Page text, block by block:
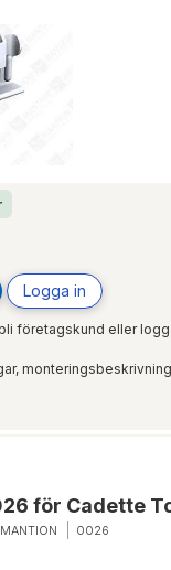
Logga in
företagskund eller
för Cadette
MANTION 0026